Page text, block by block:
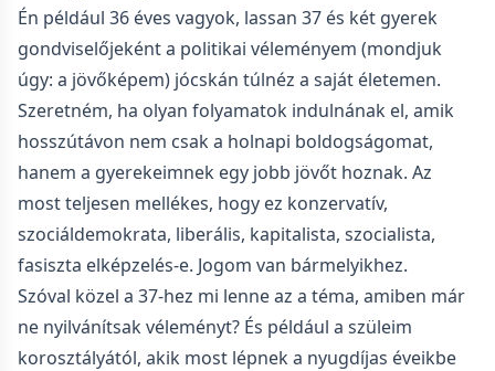
Én például 36 éves vagyok, lassan 37 és két gyerek
gondviselőjeként a politikai véleményem (mondjuk
úgy: a jövőképem) jócskán túlnéz a saját életemen.
Szeretném, ha olyan folyamatok indulnának el, amik
hosszútávon nem csak a holnapi boldogságomat,
hanem a gyerekeimnek egy jobb jövőt hoznak. Az
most teljesen mellékes, hogy ez konzervatív,
szociáldemokrata, liberális, kapitalista, szocialista,
fasiszta elképzelés-e. Jogom van bármelyikhez.
Szóval közel a 37-hez mi lenne az a téma, amiben már
ne nyilvánítsak véleményt? És például a szüleim
korosztályától, akik most lépnek a nyugdíjas éveikbe